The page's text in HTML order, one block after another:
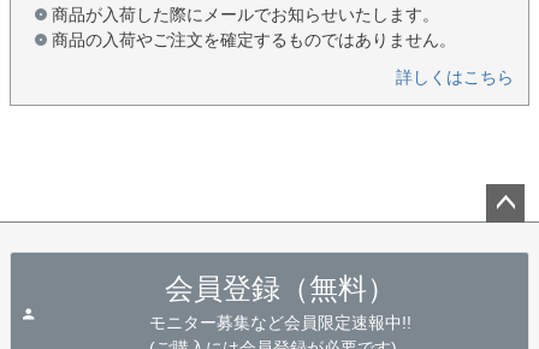
商品が入荷した際にメールでお知らせいたします。
商品の入荷やご注文を確定するものではありません。
詳しくはこちら
会員登録（無料）
モニター募集など会員限定速報中!!